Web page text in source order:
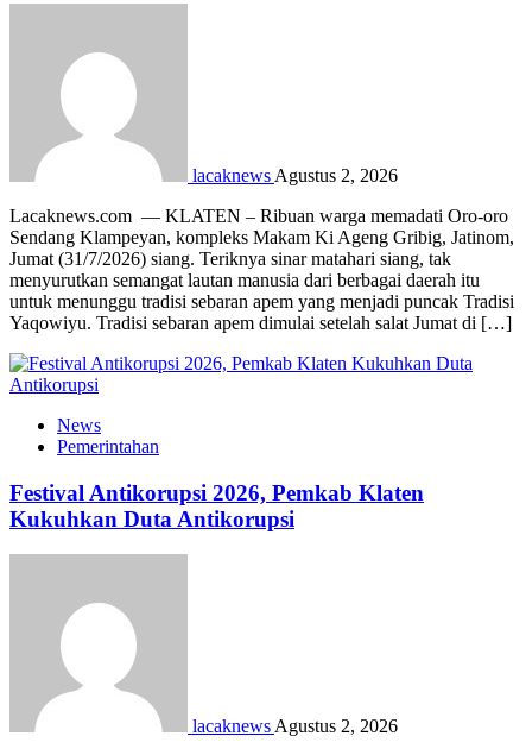
lacaknews Agustus 2, 2026
Lacaknews.com — KLATEN – Ribuan warga memadati Oro-oro
Sendang Klampeyan, kompleks Makam Ki Ageng Gribig, Jatinom,
Jumat (31/7/2026) siang. Teriknya sinar matahari siang, tak
menyurutkan semangat lautan manusia dari berbagai daerah itu
untuk menunggu tradisi sebaran apem yang menjadi puncak Tradisi
Yaqowiyu. Tradisi sebaran apem dimulai setelah salat Jumat di […]
News
Pemerintahan
Festival Antikorupsi 2026, Pemkab Klaten
Kukuhkan Duta Antikorupsi
lacaknews Agustus 2, 2026